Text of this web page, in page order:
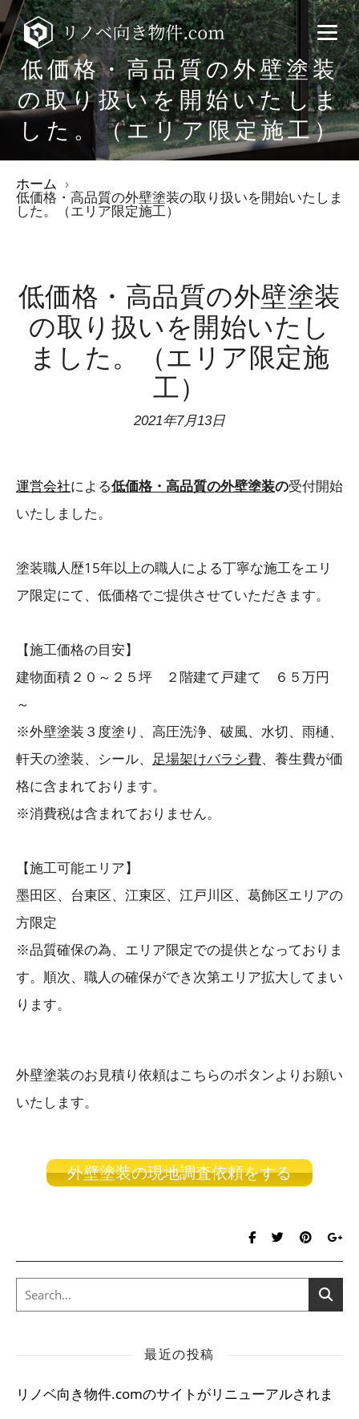
低価格・高品質の外壁塗装
の取り扱いを開始いたしま
した。（エリア限定施工）
ホーム
低価格・高品質の外壁塗装の取り扱いを開始いたしま
した。（エリア限定施工）
低価格・高品質の外壁塗装
の取り扱いを開始いたし
ました。（エリア限定施
工）
2021年7月13日
運営会社による低価格・高品質の外壁塗装の受付開始
いたしました。
塗装職人歴15年以上の職人による丁寧な施工をエリ
ア限定にて、低価格でご提供させていただきます。
【施工価格の目安】
建物面積２０～２５坪 ２階建て戸建て ６５万円
～
※外壁塗装３度塗り、高圧洗浄、破風、水切、雨樋、
軒天の塗装、シール、 足場架けバラシ費、養生費が価
格に含まれております。
※消費税は含まれておりません。
【施工可能エリア】
墨田区、台東区、江東区、江戸川区、葛飾区エリアの
方限定
※品質確保の為、エリア限定での提供となっておりま
す。順次、職人の確保ができ次第エリア拡大してまい
ります。
外壁塗装のお見積り依頼はこちらのボタンよりお願い
いたします。
外壁塗装の現地調査依頼をする
最近の投稿
リノベ向き物件.comのサイトがリニューアルされま